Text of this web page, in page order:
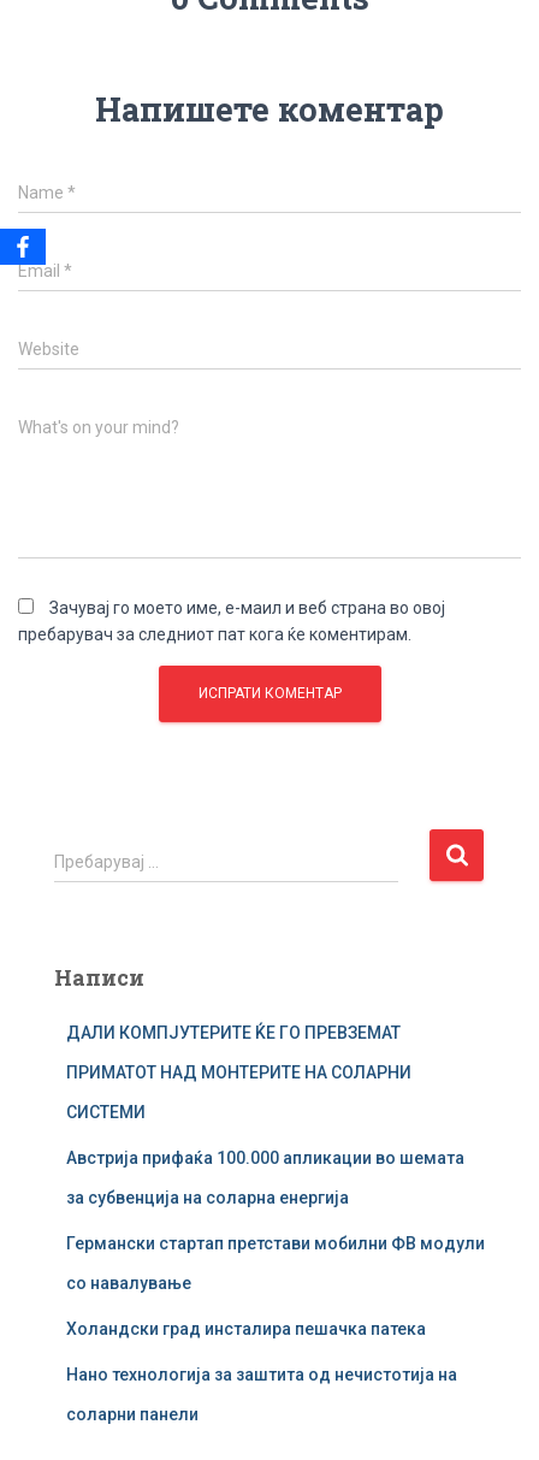
Напишете коментар
Name *
Email *
Website
What's on your mind?
Зачувај го моето име, е-маил и веб страна во овој
пребарувач за следниот пат кога ќе коментирам.
П
р
р
Пребарувај …
Написи
ДАЛИ КОМПЈУТЕРИТЕ ЌЕ ГО ПРЕВЗЕМАТ
ПРИМАТОТ НАД МОНТЕРИТЕ НА СОЛАРНИ
СИСТЕМИ
Австрија прифаќа 100.000 апликации во шемата
за субвенција на соларна енергија
Германски стартап претстави мобилни ФВ модули
со навалување
Холандски град инсталира пешачка патека
Нано технологија за заштита од нечистотија на
соларни панели